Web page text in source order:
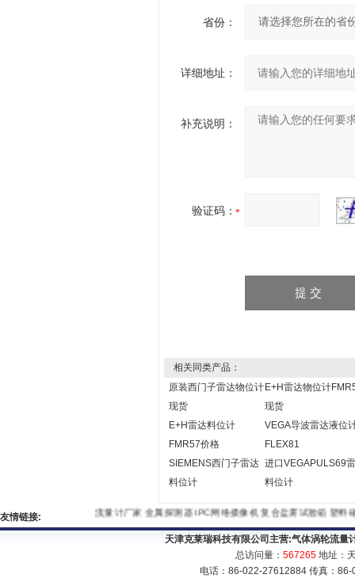
省份：
详细地址：
补充说明：
验证码：
相关同类产品：
原装西门子雷达物位计
现货
E+H雷达物位计
现货
E+H雷达料位计
FMR57价格
VEGA导波雷达液位
FLEX81
SIEMENS西门子雷达
料位计
进口VEGAPULS69
料位计
友情链接: 流量计厂家金属探测器IPC网络摄像机复合盐雾试验箱塑
天津克莱瑞科技有限公司主营:气体涡轮流量
总访问量： 567265 地址：
电话：86-022-27612884 传真：